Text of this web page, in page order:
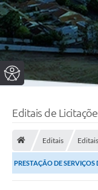
Editais de
Editais
PRESTAÇÃO DE